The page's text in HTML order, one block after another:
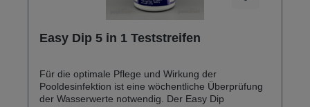
Easy Dip 5 in 1 Teststreifen
Für die optimale Pflege und Wirkung der
Pooldesinfektion ist eine wöchentliche Überprüfung
der Wasserwerte notwendig. Der Easy Dip